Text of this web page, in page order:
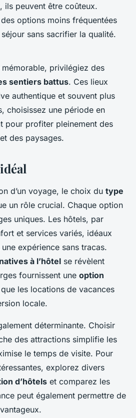
ils peuvent être coûteux.
options moins fréquentées
sans sacrifier la qualité.
privilégiez des
sentiers battus. Ces lieux
authentique et souvent plus
choisissez une période en
pour profiter pleinement des
des paysages.
d’un voyage, le choix du type
un rôle crucial. Chaque option
uniques. Les hôtels, par
et services variés, idéaux
expérience sans tracas.
à l’hôtel se révèlent
fournissent une option
les locations de vacances
locale.
déterminante. Choisir
des attractions simplifie les
le temps de visite. Pour
explorez divers
d’hôtels et comparez les
peut également permettre de